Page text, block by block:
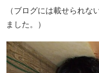
（ブログには載せられな
ました。）